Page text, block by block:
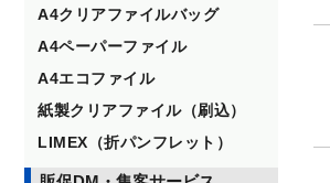
A4クリアファイルバッグ
A4ペーパーファイル
A4エコファイル
紙製クリアファイル（刷込）
LIMEX（折パンフレット）